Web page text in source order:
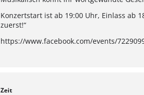
Konzertstart ist ab 19:00 Uhr, Einlass ab
zuerst!“
https://www.facebook.com/events/
Zeit